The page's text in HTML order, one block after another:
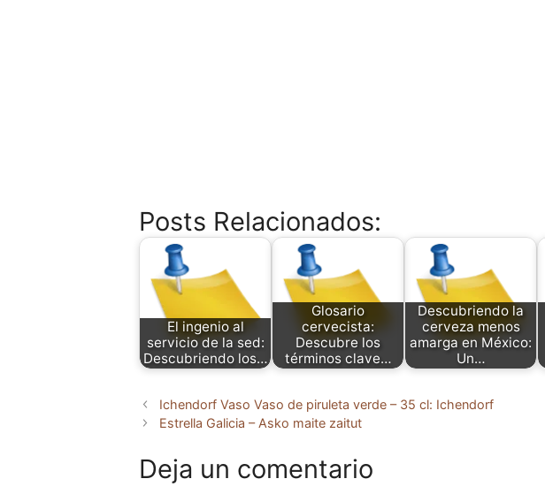
Posts Relacionados:
El ingenio al
servicio de la sed:
Descubriendo los…
Glosario
cervecista:
Descubre los
términos clave…
Descubriendo la
cerveza menos
amarga en México:
Un…
Ichendorf Vaso Vaso de piruleta verde – 35 cl: Ichendorf
Estrella Galicia – Asko maite zaitut
Deja un comentario